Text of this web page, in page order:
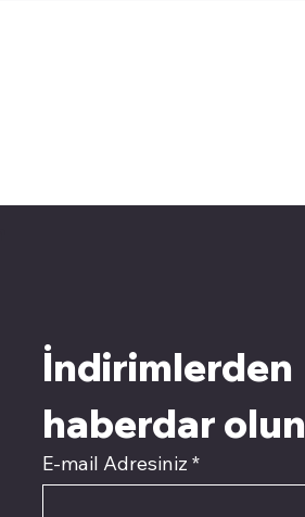
İndirimlerden
haberdar olun
E-mail Adresiniz *